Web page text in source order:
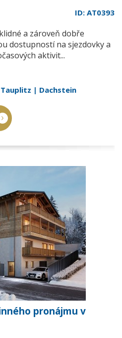
ID: AT0393
a zároveň dobře
dostupností na sjezdovky a
aktivit...
| Dachstein
pronájmu v